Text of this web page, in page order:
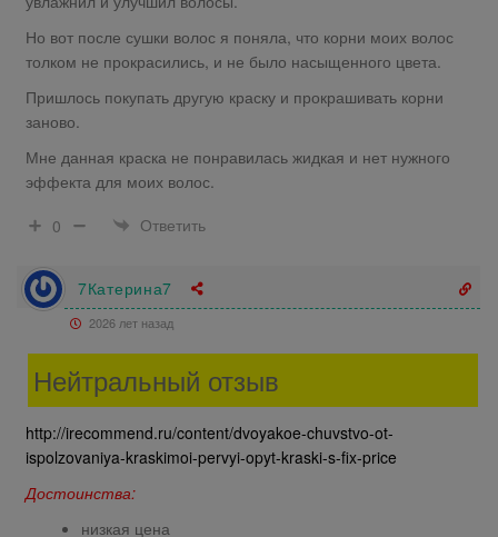
Но вот после сушки волос я поняла, что корни моих волос
толком не прокрасились, и не было насыщенного цвета.
Пришлось покупать другую краску и прокрашивать корни
заново.
Мне данная краска не понравилась жидкая и нет нужного
эффекта для моих волос.
0
Ответить
7Катерина7
2026 лет назад
Нейтральный отзыв
http://irecommend.ru/content/dvoyakoe-chuvstvo-ot-
ispolzovaniya-kraskimoi-pervyi-opyt-kraski-s-fix-price
Достоинства:
низкая цена